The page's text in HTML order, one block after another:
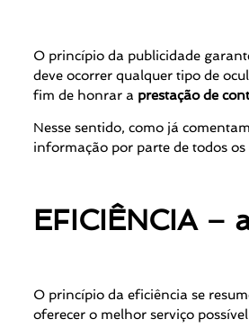
O princípio da publicidade
deve ocorrer qualquer tipo de
fim de honrar a prestação de
Nesse sentido, como já
informação por parte de todos os
EFICIÊNCIA –
O princípio da eficiência se
oferecer o melhor serviço